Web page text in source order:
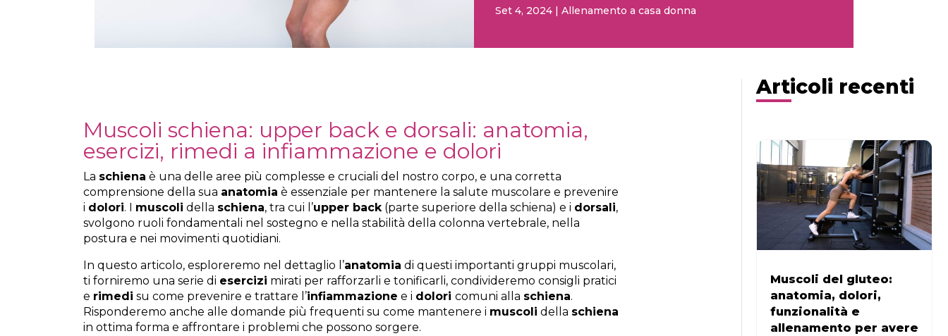
Set 4, 2024 | Allenamento a casa donna
Muscoli schiena: upper back e dorsali: anatomia,
esercizi, rimedi a infiammazione e dolori
La schiena è una delle aree più complesse e cruciali del nostro corpo, e una corretta
comprensione della sua anatomia è essenziale per mantenere la salute muscolare e prevenire
i dolori. I muscoli della schiena, tra cui l’upper back(parte superiore della schiena) e i dorsali,
svolgono ruoli fondamentali nel sostegno e nella stabilità della colonna vertebrale, nella
postura e nei movimenti quotidiani.
In questo articolo, esploreremo nel dettaglio l’anatomia di questi importanti gruppi muscolari,
ti forniremo una serie di esercizi mirati per rafforzarli e tonificarli, condivideremo consigli pratici
e rimedi su come prevenire e trattare l’infiammazione e i dolori comuni alla schiena.
Risponderemo anche alle domande più frequenti su come mantenere i muscoli della schiena
in ottima forma e affrontare i problemi che possono sorgere.
Articoli recenti
Muscoli del gluteo:
anatomia, dolori,
funzionalità e
allenamento per avere